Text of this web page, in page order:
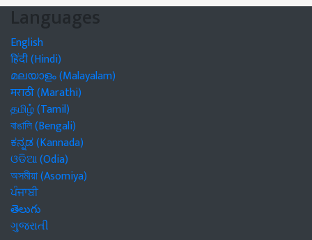
Languages
English
हिंदी (Hindi)
മലയാളം (Malayalam)
मराठी (Marathi)
தமிழ் (Tamil)
বাঙালি (Bengali)
ಕನ್ನಡ (Kannada)
ଓଡିଆ (Odia)
অসমীয়া (Asomiya)
ਪੰਜਾਬੀ
తెలుగు
ગુજરાતી